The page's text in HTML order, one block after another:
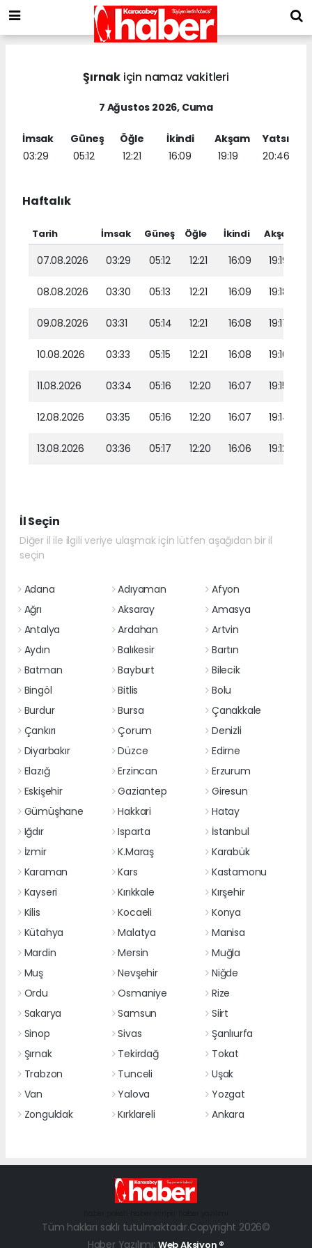
Şırnakiçin namaz vakitleri
7 Ağustos 2026, Cuma
İmsak
03:29
Güneş
05:12
Öğle
12:21
İkindi
16:09
Akşam
19:19
Yatsı
20:46
Haftalık
Tarih İmsak Güneş Öğle İkindi Akşam
07.08.2026 03:29 05:12 12:21 16:09 19:19
08.08.2026 03:30 05:13 12:21 16:09 19:18
09.08.2026 03:31 05:14 12:21 16:08 19:17
10.08.2026 03:33 05:15 12:21 16:08 19:16
11.08.2026 03:34 05:16 12:20 16:07 19:15
12.08.2026 03:35 05:16 12:20 16:07 19:14
13.08.2026 03:36 05:17 12:20 16:06 19:12
İl Seçin
Diğer il ile ilgili veriye ulaşmak için lütfen aşağıdan bir il
seçin
Adana Adıyaman
Afyon
Ağrı
Aksaray
Amasya
Antalya
Ardahan
Artvin
Aydın
Balıkesir
Bartın
Batman
Bayburt
Bilecik
Bingöl
Bitlis
Bolu
Burdur
Bursa
Çanakkale
Çankırı
Çorum
Denizli
Diyarbakır
Düzce
Edirne
Elazığ
Erzincan
Erzurum
Eskişehir
Gaziantep
Giresun
Gümüşhane
Hakkari
Hatay
Iğdır
Isparta
İstanbul
İzmir
K.Maraş
Karabük
Karaman
Kars
Kastamonu
Kayseri
Kırıkkale
Kırşehir
Kilis
Kocaeli
Konya
Kütahya
Malatya
Manisa
Mardin
Mersin
Muğla
Muş
Nevşehir
Niğde
Ordu
Osmaniye
Rize
Sakarya
Samsun
Siirt
Sinop
Sivas
Şanlıurfa
Şırnak
Tekirdağ
Tokat
Trabzon
Tunceli
Uşak
Van
Yalova
Yozgat
Zonguldak
Kırklareli Ankara
Tüm hakları saklı tutulmaktadır.Copyright 2026©
Haber Yazılımı: Web Aksiyon ®